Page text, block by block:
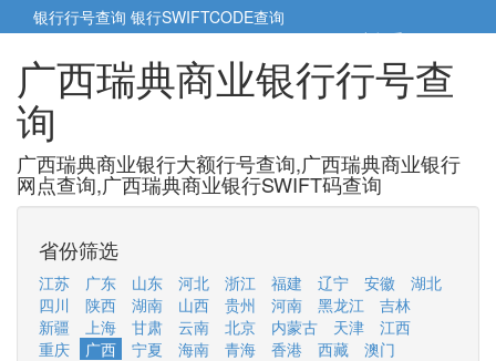
银行行号查询 银行SWIFTCODE查询
5cm小帮手5cm.cn
广西瑞典商业银行行号查
询
广西瑞典商业银行大额行号查询,广西瑞典商业银行
网点查询,广西瑞典商业银行SWIFT码查询
省份筛选
江苏 广东 山东 河北 浙江 福建 辽宁 安徽
湖北
四川
陕西 湖南 山西 贵州 河南 黑龙江
吉林
新疆
上海 甘肃 云南 北京 内蒙古 天津
江西
重庆
广西 宁夏 海南 青海 香港 西藏
澳门